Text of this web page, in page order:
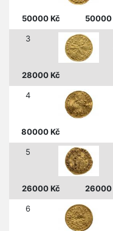
50000 Kč 50000
3
28000 Kč
4
80000 Kč
5
26000 Kč 26000
6